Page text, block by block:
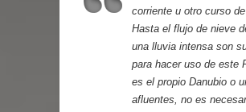
corriente u otro curso de
Hasta el flujo de nieve
una lluvia intensa son
para hacer uso de este
es el propio Danubio o
afluentes, no es